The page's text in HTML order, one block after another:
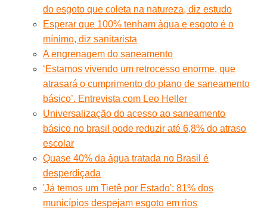
do esgoto que coleta na natureza, diz estudo
Esperar que 100% tenham água e esgoto é o
mínimo, diz sanitarista
A engrenagem do saneamento
‘Estamos vivendo um retrocesso enorme, que
atrasará o cumprimento do plano de saneamento
básico’. Entrevista com Leo Heller
Universalização do acesso ao saneamento
básico no brasil pode reduzir até 6,8% do atraso
escolar
Quase 40% da água tratada no Brasil é
desperdiçada
'Já temos um Tietê por Estado': 81% dos
municípios despejam esgoto em rios